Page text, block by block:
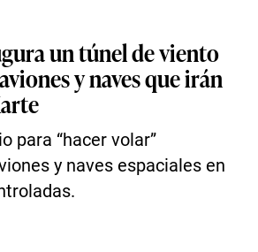
un túnel de viento
y naves que irán
para “hacer volar”
y naves espaciales en